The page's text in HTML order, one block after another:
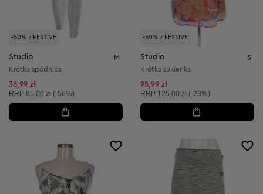
-50% z FESTIVE
Studio M
Krótka spódnica
36,99 zł
Cena sugerowana:
RRP 85,00 zł (-56%)
-50% z FESTIVE
Studio S
Krótka sukienka
95,99 zł
Cena sugerowana:
RRP 125,00 zł (-23%)